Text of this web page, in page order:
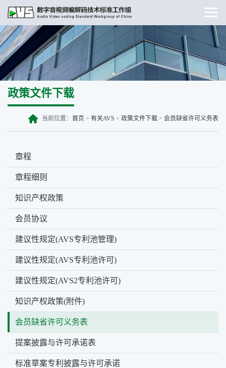
政策文件下载
当前位置： 首页 > 有关AVS > 政策文件下载 > 会员缺省许可义务表
章程
章程细则
知识产权政策
会员协议
建议性规定(AVS专利池管理)
建议性规定(AVS专利池许可)
建议性规定(AVS2专利池许可)
知识产权政策(附件)
会员缺省许可义务表
提案披露与许可承诺表
标准草案专利披露与许可承诺